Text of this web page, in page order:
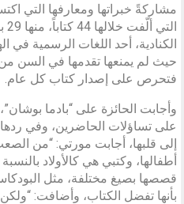
مشاركةً خبراتها ومعارفها التي
الكنادية، أحد اللغات الرسمية في
حيث لم يمنعها تقدمها في السن
فتحرص على إصدار كتاب كل عام.
وأجابت الحائزة على “بادما
على تساؤلات الحاضرين، وفي
إلى قلبها، أجابت مورتي: “من
أطفالها، وكتبي هي كالأولاد
قصصها بصيغ مختلفة، مثل
بأنها تفضل الكتاب، وأضافت: